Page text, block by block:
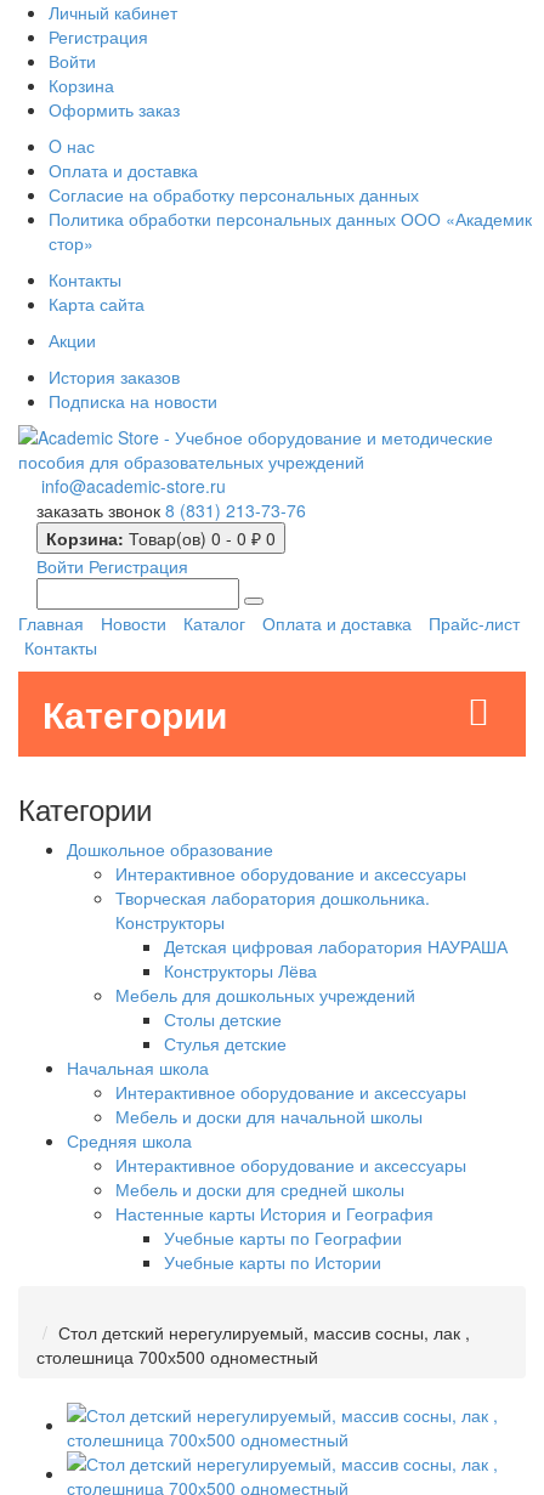
Личный кабинет
Регистрация
Войти
Корзина
Оформить заказ
O нас
Оплата и доставка
Согласие на обработку персональных данных
Политика обработки персональных данных ООО «Академик
стор»
Контакты
Карта сайта
Акции
История заказов
Подписка на новости
info@academic-store.ru
заказать звонок 8 (831) 213-73-76
Корзина: Товар(ов) 0 - 0 ₽ 0
Войти Регистрация
Главная Новости Каталог Оплата и доставка
Прайс-лист
Контакты
Категории
Категории
Дошкольное образование
Интерактивное оборудование и аксессуары
Творческая лаборатория дошкольника.
Конструкторы
Детская цифровая лаборатория НАУРАША
Конструкторы Лёва
Мебель для дошкольных учреждений
Столы детские
Стулья детские
Начальная школа
Интерактивное оборудование и аксессуары
Мебель и доски для начальной школы
Средняя школа
Интерактивное оборудование и аксессуары
Мебель и доски для средней школы
Настенные карты История и География
Учебные карты по Географии
Учебные карты по Истории
Стол детский нерегулируемый, массив сосны, лак ,
столешница 700х500 одноместный